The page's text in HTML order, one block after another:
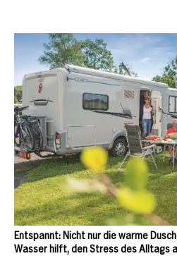
Entspannt: Nicht nur die warme
Wasser hilft, den Stress des Alltags